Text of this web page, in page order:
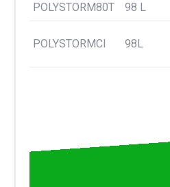
POLYSTORM80T 98 L
POLYSTORMCI 98L